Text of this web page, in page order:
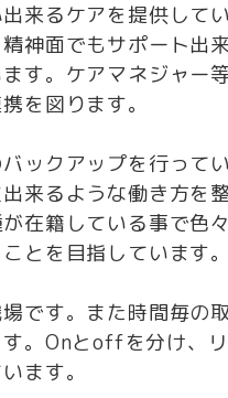
来るケアを提供して
神面でもサポート出
す。ケアマネジャー
を図ります。
ックアップを行って
来るような働き方を
在籍している事で色
とを目指しています。
です。また時間毎の
。Onとoffを分け、
ます。